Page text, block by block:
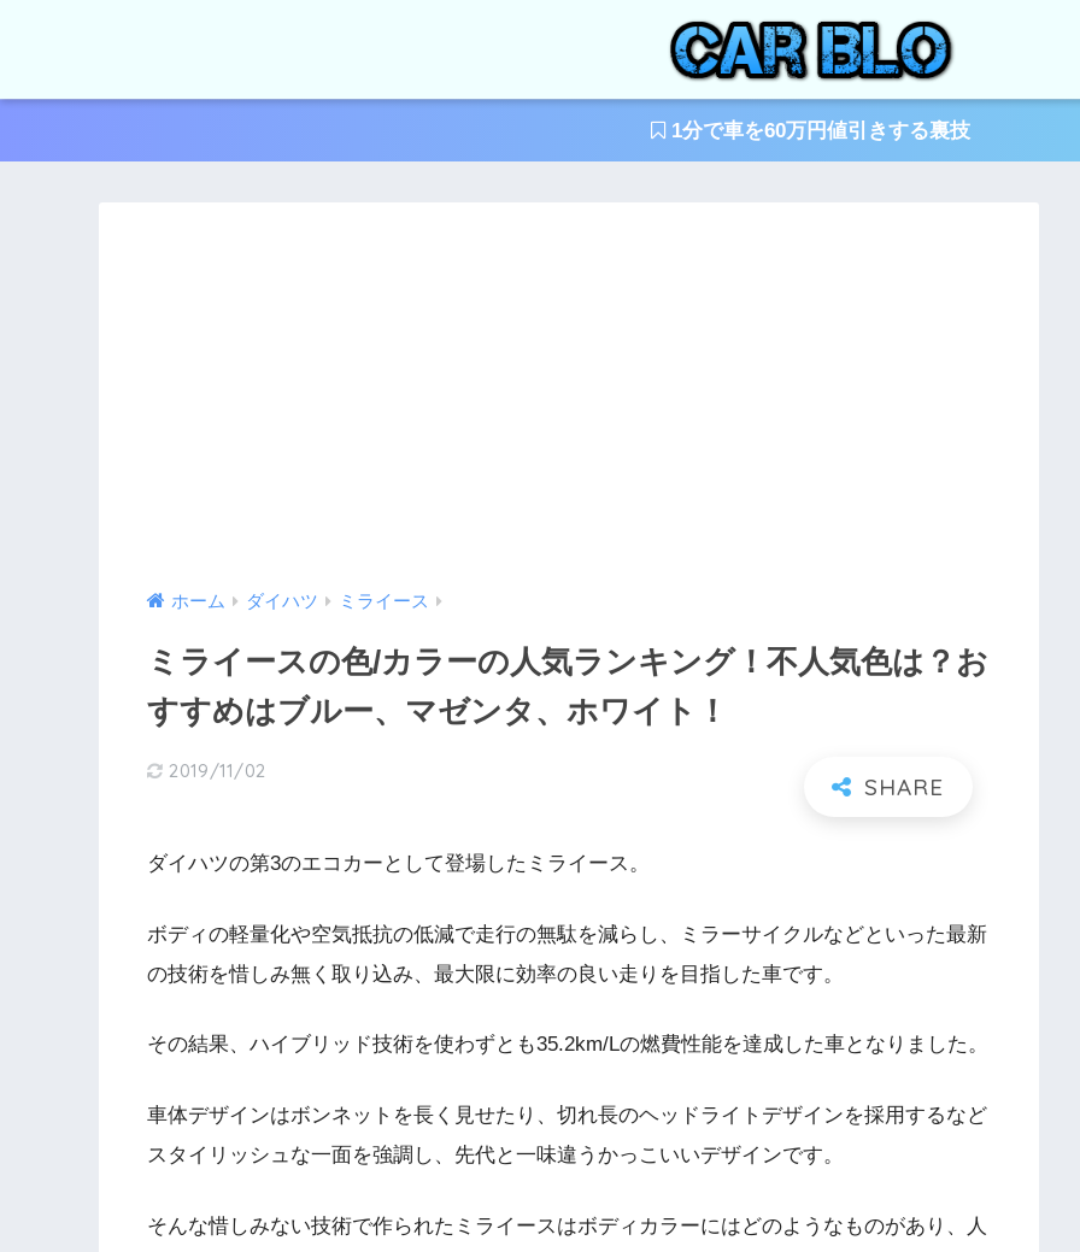
1分で車を60万円値引きする裏技
ホーム ダイハツ ミライース
ミライースの色/カラーの人気ランキング！不人気色は？お
すすめはブルー、マゼンタ、ホワイト！
2019/11/02
ダイハツの第3のエコカーとして登場したミライース。
ボディの軽量化や空気抵抗の低減で走行の無駄を減らし、ミラーサイクルなどといった最新
の技術を惜しみ無く取り込み、最大限に効率の良い走りを目指した車です。
その結果、ハイブリッド技術を使わずとも35.2km/Lの燃費性能を達成した車となりました。
車体デザインはボンネットを長く見せたり、切れ長のヘッドライトデザインを採用するなど
スタイリッシュな一面を強調し、先代と一味違うかっこいいデザインです。
そんな惜しみない技術で作られたミライースはボディカラーにはどのようなものがあり、人